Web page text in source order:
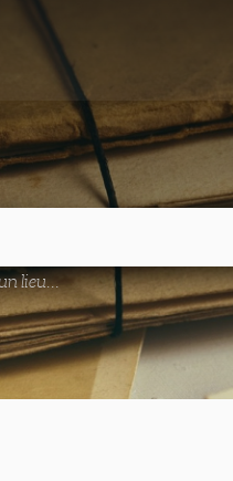
lieu...